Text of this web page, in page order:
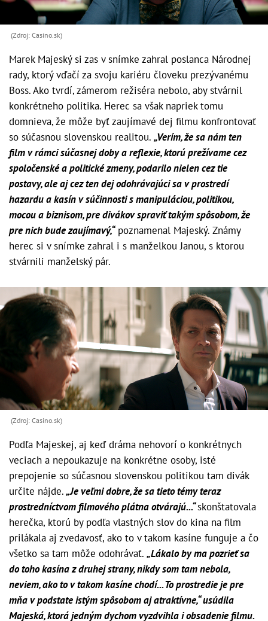
(Zdroj: Casino.sk)
Marek Majeský si zas v snímke zahral poslanca Národnej
rady, ktorý vďačí za svoju kariéru človeku prezývanému
Boss. Ako tvrdí, zámerom režiséra nebolo, aby stvárnil
konkrétneho politika. Herec sa však napriek tomu
domnieva, že môže byť zaujímavé dej filmu konfrontovať
so súčasnou slovenskou realitou. „Verím, že sa nám ten
film v rámci súčasnej doby a reflexie, ktorú prežívame cez
spoločenské a politické zmeny, podarilo nielen cez tie
postavy, ale aj cez ten dej odohrávajúci sa v prostredí
hazardu a kasín v súčinnosti s manipuláciou, politikou,
mocou a biznisom, pre divákov spraviť takým spôsobom, že
pre nich bude zaujímavý,“poznamenal Majeský. Známy
herec si v snímke zahral i s manželkou Janou, s ktorou
stvárnili manželský pár.
(Zdroj: Casino.sk)
Podľa Majeskej, aj keď dráma nehovorí o konkrétnych
veciach a nepoukazuje na konkrétne osoby, isté
prepojenie so súčasnou slovenskou politikou tam divák
určite nájde.„Je veľmi dobre, že sa tieto témy teraz
prostredníctvom filmového plátna otvárajú...“skonštatovala
herečka, ktorú by podľa vlastných slov do kina na film
prilákala aj zvedavosť, ako to v takom kasíne funguje a čo
všetko sa tam môže odohrávať. „Lákalo by ma pozrieť sa
do toho kasína z druhej strany, nikdy som tam nebola,
neviem, ako to v takom kasíne chodí... To prostredie je pre
mňa v podstate istým spôsobom aj atraktívne,“ usúdila
Majeská, ktorá jedným dychom vyzdvihla i obsadenie filmu.